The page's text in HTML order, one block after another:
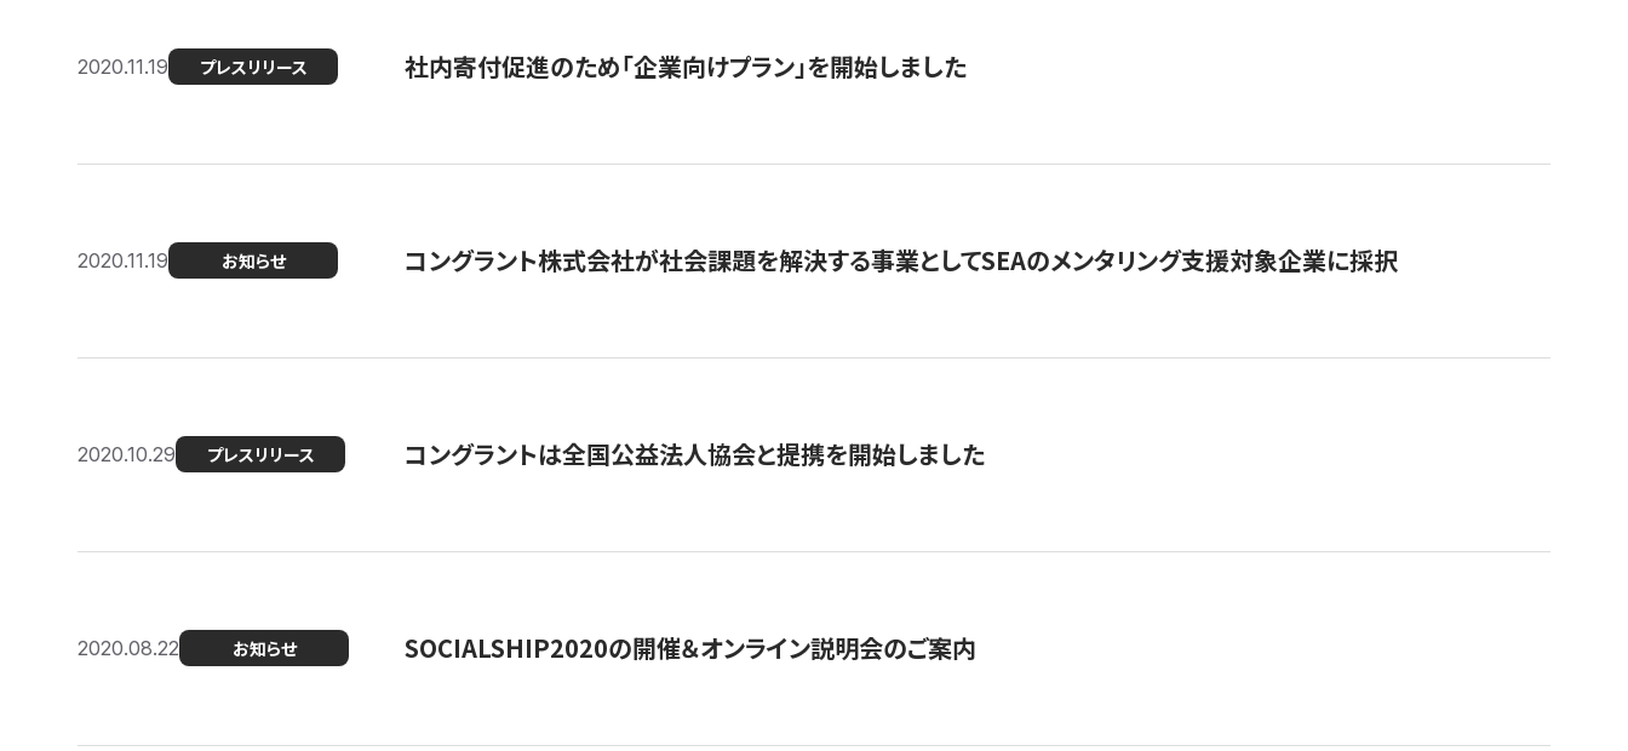
2020.11.19 プレスリリース 社内寄付促進のため「企業向けプラン」を開始しました
2020.11.19 お知らせ コングラント株式会社が社会課題を解決する事業としてSEAのメンタリング支援対象企業に採択
2020.10.29 プレスリリース コングラントは全国公益法人協会と提携を開始しました
2020.08.22 お知らせ SOCIALSHIP2020の開催＆オンライン説明会のご案内